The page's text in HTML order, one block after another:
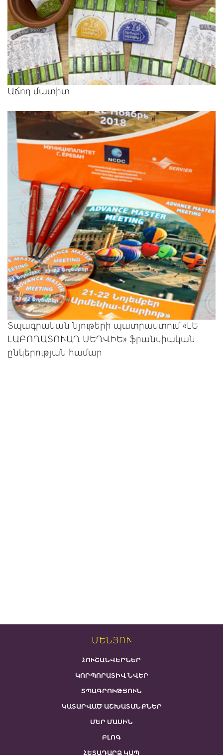
Աճող մատիտ
Տպագրական նյութերի պատրաստում «ԼԵ
ԼԱԲՈՂԱՏՈՒԱՂ ՍԵՂՎԻԵ» ֆրանսիական
ընկերության համար
ՄԵՆՅՈՒ
ՀՈՒՇԱՆՎԵՐՆԵՐ
ԿՈՐՊՈՐԱՏԻՎ ՆՎԵՐ
ՏՊԱԳՐՈՒԹՅՈՒՆ
ԿԱՏԱՐՎԱԾ ԱՇԽԱՏԱՆՔՆԵՐ
ՄԵՐ ՄԱՍԻՆ
ԲԼՈԳ
ՀԵՏԱԴԱՐՁ ԿԱՊ